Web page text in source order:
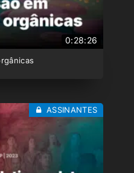
0:28:26
ASSINANTES